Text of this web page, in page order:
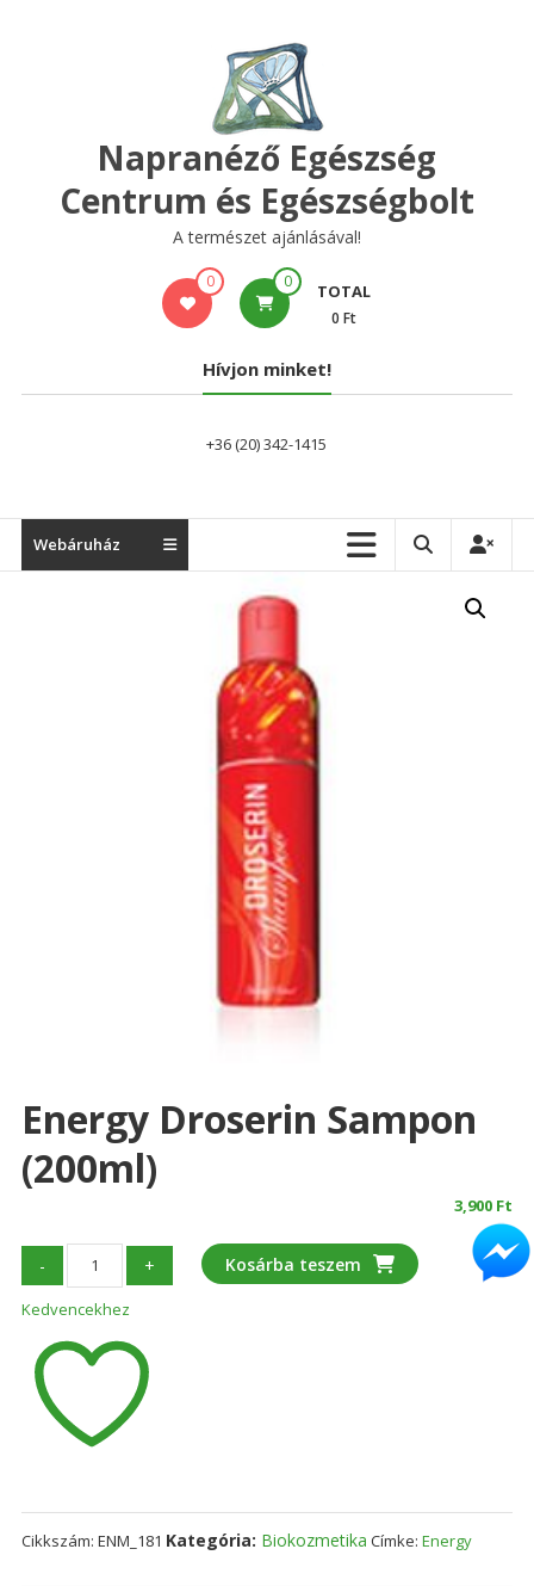
Napranéző Egészség
Centrum és Egészségbolt
A természet ajánlásával!
0 0 TOTAL
0 Ft
Hívjon minket!
+36 (20) 342-1415
Webáruház
Energy Droserin Sampon
(200ml)
3,900 Ft
-
Energy
Droserin
sampon
(200ml)
mennyiség
+ Kosárba teszem
Kedvencekhez
Cikkszám: ENM_181 Kategória: Biokozmetika Címke: Energy